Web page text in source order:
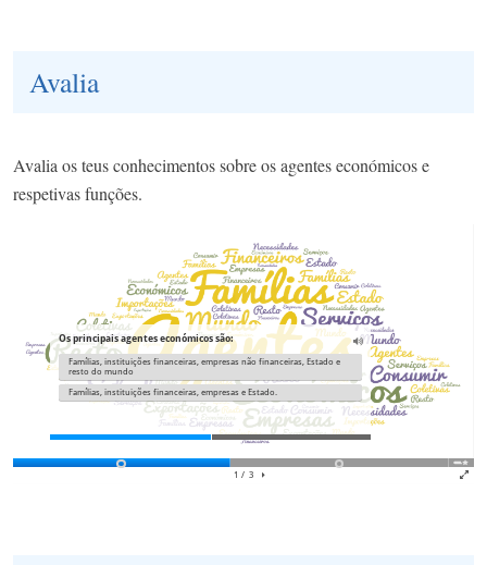
Avalia
Avalia os teus conhecimentos sobre os agentes económicos e
respetivas funções.